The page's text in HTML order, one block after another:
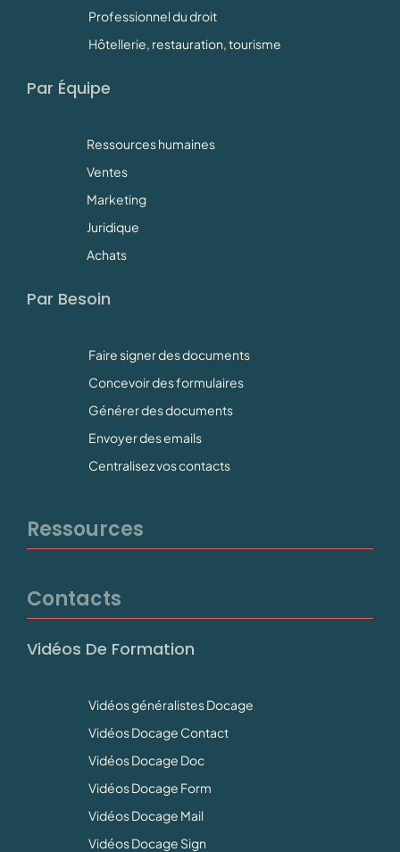
Professionnel du droit
Hôtellerie, restauration, tourisme
Par Équipe
Ressources humaines
Ventes
Marketing
Juridique
Achats
Par Besoin
Faire signer des documents
Concevoir des formulaires
Générer des documents
Envoyer des emails
Centralisez vos contacts
Ressources
Contacts
Vidéos De Formation
Vidéos généralistes Docage
Vidéos Docage Contact
Vidéos Docage Doc
Vidéos Docage Form
Vidéos Docage Mail
Vidéos Docage Sign